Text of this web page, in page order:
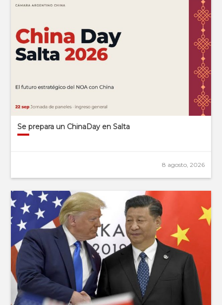
Se prepara un ChinaDay en Salta
8 agosto, 2026